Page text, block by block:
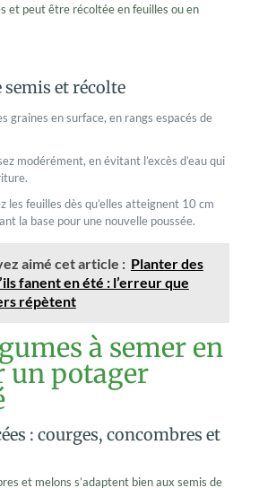
et peut être récoltée en feuilles ou en
semis et récolte
graines en surface, en rangs espacés de
modérément, en évitant l’excès d’eau qui
les feuilles dès qu’elles atteignent 10 cm
la base pour une nouvelle poussée.
aimé cet article : Planter des
fanent en été : l’erreur que
répètent
à semer en
un potager
: courges, concombres et
et melons s’adaptent bien aux semis de